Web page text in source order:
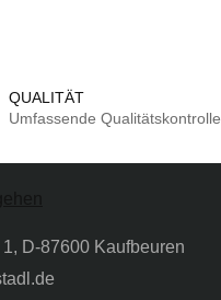
QUALITÄT
Umfassende Qualitätskontrolle
D-87600 Kaufbeuren